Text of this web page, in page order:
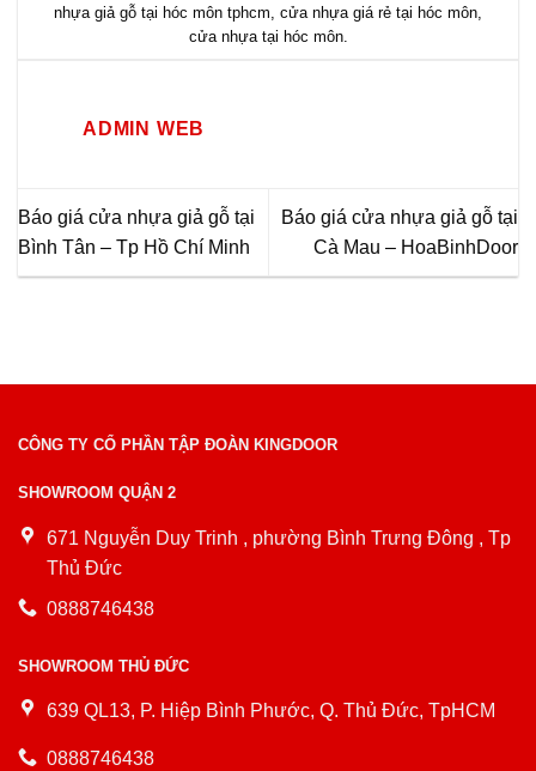
nhựa giả gỗ tại hóc môn tphcm, cửa nhựa giá rẻ tại hóc môn,
cửa nhựa tại hóc môn.
ADMIN WEB
Báo giá cửa nhựa giả gỗ tại
Bình Tân – Tp Hồ Chí Minh
Báo giá cửa nhựa giả gỗ tại
Cà Mau – HoaBinhDoor
CÔNG TY CỔ PHẦN TẬP ĐOÀN KINGDOOR
SHOWROOM QUẬN 2
671 Nguyễn Duy Trinh , phường Bình Trưng Đông , Tp
Thủ Đức
0888746438
SHOWROOM THỦ ĐỨC
639 QL13, P. Hiệp Bình Phước, Q. Thủ Đức, TpHCM
0888746438